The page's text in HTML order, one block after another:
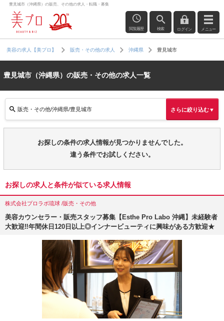
豊見城市（沖縄県）の販売、その他の求人・転職・募集
閲覧履歴 検索 ログイン メニュー
美容の求人【美プロ】 販売・その他の求人 沖縄県 豊見城市
豊見城市（沖縄県）の販売・その他の求人一覧
販売・その他/沖縄県/豊見城市 さらに絞り込む▼
お探しの条件の求人情報が見つかりませんでした。
違う条件でお試しください。
お探しの求人と条件が似ている求人情報
株式会社プロラボ琉球 /販売・その他
美容カウンセラー・販売スタッフ募集【Esthe Pro Labo 沖縄】未経験者
大歓迎‼︎年間休日120日以上◎インナービューティに興味がある方歓迎★